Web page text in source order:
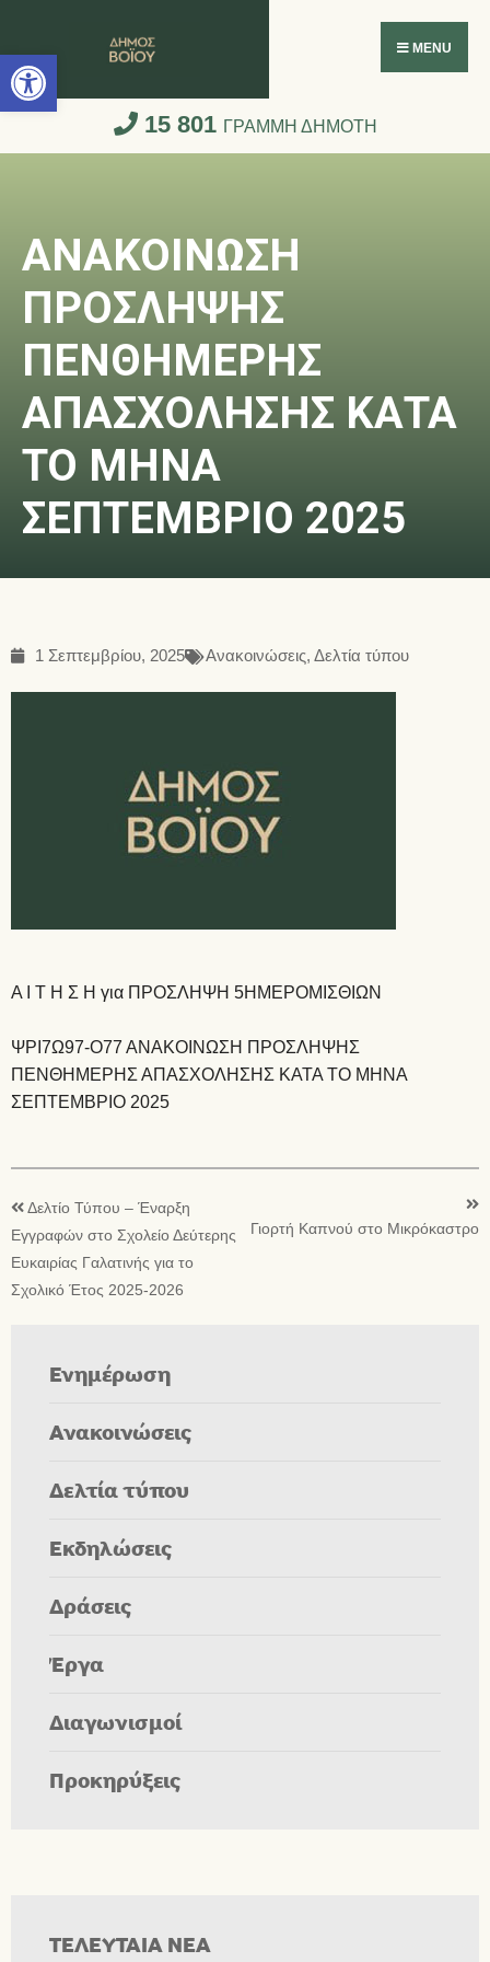
Ανοίξτε τη γραμμή εργαλείων
MENU
15 801 ΓΡΑΜΜΗ ΔΗΜΟΤΗ
ΑΝΑΚΟΙΝΩΣΗ
ΠΡΟΣΛΗΨΗΣ
ΠΕΝΘΗΜΕΡΗΣ
ΑΠΑΣΧΟΛΗΣΗΣ ΚΑΤΑ
ΤΟ ΜΗΝΑ
ΣΕΠΤΕΜΒΡΙΟ 2025
1 Σεπτεμβρίου, 2025 Ανακοινώσεις,Δελτία τύπου
Α Ι Τ Η Σ Η για ΠΡΟΣΛΗΨΗ 5ΗΜΕΡΟΜΙΣΘΙΩΝ
ΨΡΙ7Ω97-Ο77 ΑΝΑΚΟΙΝΩΣΗ ΠΡΟΣΛΗΨΗΣ
ΠΕΝΘΗΜΕΡΗΣ ΑΠΑΣΧΟΛΗΣΗΣ ΚΑΤΑ ΤΟ ΜΗΝΑ
ΣΕΠΤΕΜΒΡΙΟ 2025
Δελτίο Τύπου – Έναρξη
Εγγραφών στο Σχολείο Δεύτερης
Ευκαιρίας Γαλατινής για το
Σχολικό Έτος 2025-2026
Γιορτή Καπνού στο Μικρόκαστρο
Ενημέρωση
Ανακοινώσεις
Δελτία τύπου
Εκδηλώσεις
Δράσεις
Έργα
Διαγωνισμοί
Προκηρύξεις
ΤΕΛΕΥΤΑΙΑ ΝΕΑ